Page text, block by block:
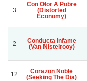
3
Con Olor A Pobre
(Distorted
Economy)
2
Conducta Infame
(Van Nistelrooy)
12
Corazon Noble
(Seeking The Dia)